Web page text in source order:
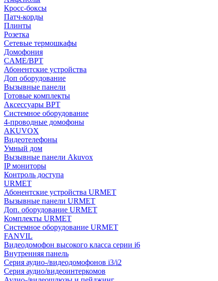
Кросс-боксы
Патч-корды
Плинты
Розетка
Сетевые термошкафы
Домофония
CAME/BPT
Абонентские устройства
Доп оборудование
Вызывные панели
Готовые комплекты
Аксессуары BPT
Системное оборудование
4-проводные домофоны
AKUVOX
Видеотелефоны
Умный дом
Вызывные панели Akuvox
IP мониторы
Контроль доступа
URMET
Абонентские устройства URMET
Вызывные панели URMET
Доп. оборудование URMET
Комплекты URMET
Системное оборудование URMET
FANVIL
Видеодомофон высокого класса серии i6
Внутренняя панель
Серия аудио-/видеодомофонов i3/i2
Серия аудио/видеоинтеркомов